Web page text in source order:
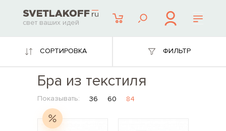
свет ваших идей
СОРТИРОВКА ФИЛЬТР
Бра из текстиля
Показывать: 36 60 84